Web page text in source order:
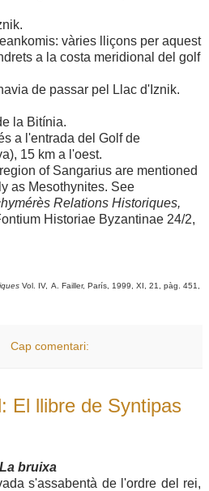
vàries lliçons per aquest
a la costa meridional del golf
de passar pel Llac d'Iznik.
la Bitínia.
a l'entrada del Golf de
15 km a l'oest.
of Sangarius are mentioned
as Mesothynites. See
Relations Historiques,
Historiae Byzantinae 24/2,
Vol. IV, A. Failler, París, 1999, XI, 21, pàg . 451,
Cap comentari:
El llibre de Syntipas
La bruixa
s'assabentà de l'ordre del rei,